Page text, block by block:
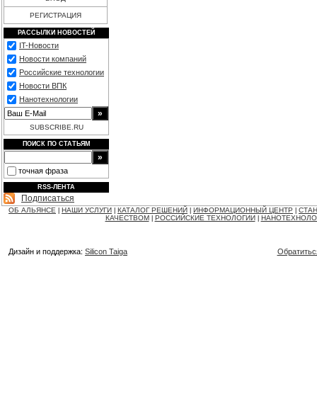
РЕГИСТРАЦИЯ
РАССЫЛКИ НОВОСТЕЙ
IT-Новости
Новости компаний
Российские технологии
Новости ВПК
Нанотехнологии
SUBSCRIBE.RU
ПОИСК ПО СТАТЬЯМ
точная фраза
RSS-ЛЕНТА
Подписаться
ОБ АЛЬЯНСЕ НАШИ УСЛУГИ КАТАЛОГ РЕШЕНИЙ ИНФОРМАЦИОННЫЙ ЦЕНТР
КАЧЕСТВОМ
РОССИЙСКИЕ ТЕХНОЛОГИИ
Дизайн и поддержка: Silicon Taiga